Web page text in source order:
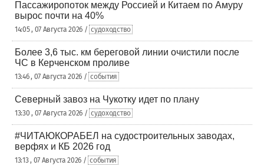
Пассажиропоток между Россией и Китаем по Амуру
вырос почти на 40%
14:05 , 07 Августа 2026 / судоходство
Более 3,6 тыс. км береговой линии очистили после
ЧС в Керченском проливе
13:46 , 07 Августа 2026 / события
Северный завоз на Чукотку идет по плану
13:30 , 07 Августа 2026 / судоходство
#ЧИТАЮКОРАБЕЛ на судостроительных заводах,
верфях и КБ 2026 год
13:13 , 07 Августа 2026 / события